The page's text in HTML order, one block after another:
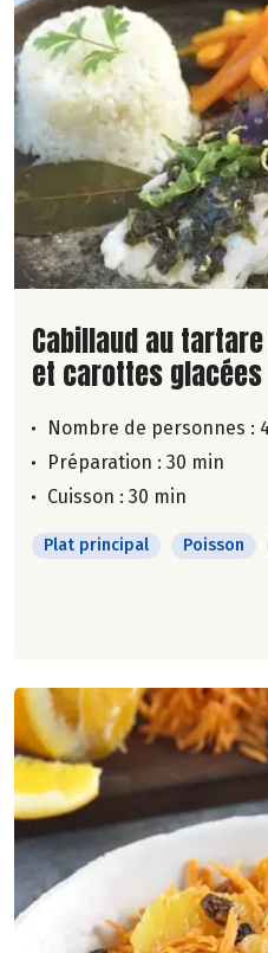
Lire la suite de la
Cabillaud au
et carottes glacées
Nombre de personnes :
Préparation : 30 min
Cuisson : 30 min
Plat principal Poisson